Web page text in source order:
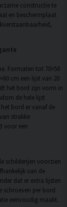
constructie te
en beschermplaat
Formaten tot 70×50
cm een lijst van 20
het bord zijn vorm in
de hele lijst
bord er vanaf de
strakke
voor een
schilderijen voorzien
van de
dat er extra lijsten
schroeven per bord
eenvoudig maakt.